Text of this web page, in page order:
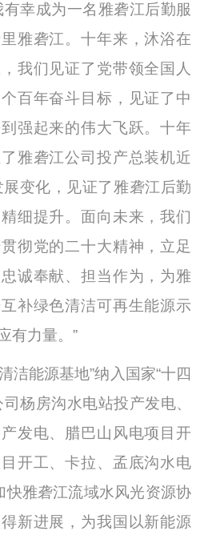
有幸成为一名雅砻江后勤服
雅砻江。十年来，沐浴在
我们见证了党带领全国人
百年奋斗目标，见证了中
强起来的伟大飞跃。十年
雅砻江公司投产总装机近
变化，见证了雅砻江后勤
细提升。面向未来，我们
彻党的二十大精神，立足
诚奉献、担当作为，为雅
补绿色清洁可再生能源示
有力量。”
洁能源基地”纳入国家“十四
杨房沟水电站投产发电、
发电、腊巴山风电项目开
开工、卡拉、孟底沟水电
快雅砻江流域水风光资源协
新进展，为我国以新能源